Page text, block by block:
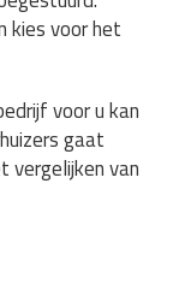
kies voor het
voor u kan
gaat
vergelijken van